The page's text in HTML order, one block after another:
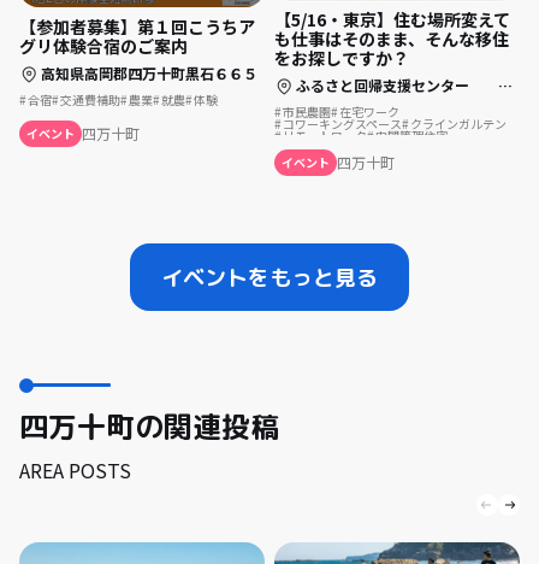
【参加者募集】第１回こうちア
グリ体験合宿のご案内
高知県高岡郡四万十町黒石６６５
合宿 交通費補助 農業 就農 体験
イベント 四万十町
【5/16・東京】住む場所変えて
も仕事はそのまま、そんな移住
をお探しですか？
ふるさと回帰支援センター セミナールームＢ （東京都千代田区有楽町2-10-1 東京交通会館８階）
市民農園 在宅ワーク
コワーキングスペース クラインガルテン
リモートワーク 中間管理住宅
お試し滞在型住宅
四万十川
イベント 四万十町
イベントをもっと見る
四万十町の関連投稿
AREA POSTS